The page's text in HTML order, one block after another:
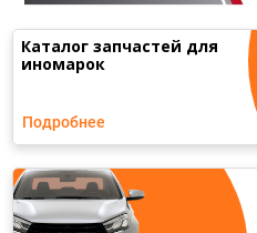
Каталог запчастей для
иномарок
Подробнее